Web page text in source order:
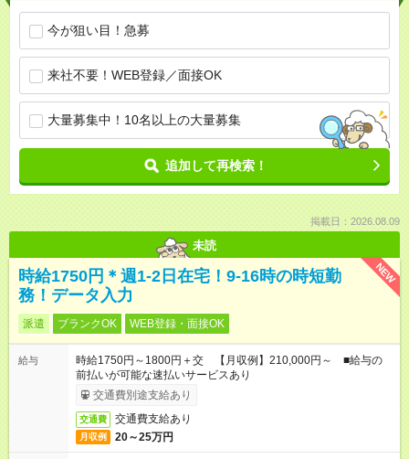
今が狙い目！急募
来社不要！WEB登録／面接OK
大量募集中！10名以上の大量募集
追加して再検索！
掲載日：2026.08.09
未読
NEW
時給1750円＊週1-2日在宅！9-16時の時短勤
務！データ入力
派遣 ブランクOK WEB登録・面接OK
給与
時給1750円～1800円＋交 【月収例】210,000円～ ■給与の
前払いが可能な速払いサービスあり
交通費別途支給あり
交通費 交通費支給あり
月収例 20～25万円